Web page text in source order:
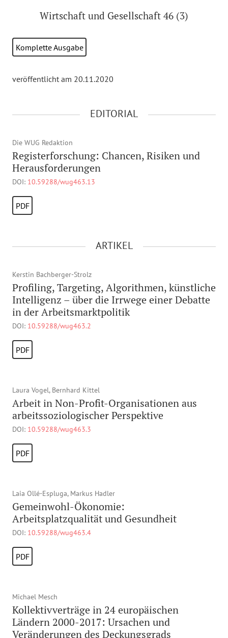
Wirtschaft und Gesellschaft 46 (3)
Komplette Ausgabe
veröffentlicht am 20.11.2020
EDITORIAL
Die WUG Redaktion
Registerforschung: Chancen, Risiken und
Herausforderungen
DOI: 10.59288/wug463.13
PDF
ARTIKEL
Kerstin Bachberger-Strolz
Profiling, Targeting, Algorithmen, künstliche
Intelligenz – über die Irrwege einer Debatte
in der Arbeitsmarktpolitik
DOI: 10.59288/wug463.2
PDF
Laura Vogel, Bernhard Kittel
Arbeit in Non-Profit-Organisationen aus
arbeitssoziologischer Perspektive
DOI: 10.59288/wug463.3
PDF
Laia Ollé-Espluga, Markus Hadler
Gemeinwohl-Ökonomie:
Arbeitsplatzqualität und Gesundheit
DOI: 10.59288/wug463.4
PDF
Michael Mesch
Kollektivverträge in 24 europäischen
Ländern 2000-2017: Ursachen und
Veränderungen des Deckungsgrads